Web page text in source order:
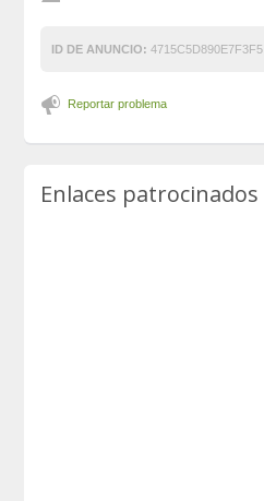
ID DE ANUNCIO: 4715C5D890E7F3F5
Reportar problema
Enlaces patrocinados